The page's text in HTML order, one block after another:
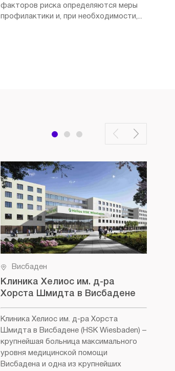
факторов риска определяются меры
профилактики и, при необходимости,...
Висбаден
Клиника Хелиос им. д-ра
Хорста Шмидта в Висбадене
Клиника Хелиос им. д-ра Хорста
Шмидта в Висбадене (HSK Wiesbaden) –
крупнейшая больница максимального
уровня медицинской помощи
Висбадена и одна из крупнейших